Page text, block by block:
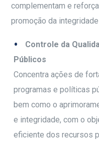
complementam e
promoção da
Controle da
Públicos
Concentra ações de
programas e políticas
bem como o
e integridade, com o
eficiente dos recursos